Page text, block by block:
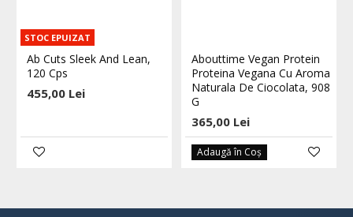
STOC EPUIZAT
Ab Cuts Sleek And Lean,
120 Cps
455,00 Lei
Abouttime Vegan Protein
Proteina Vegana Cu Aroma
Naturala De Ciocolata, 908
G
365,00 Lei
Adaugă în Coş